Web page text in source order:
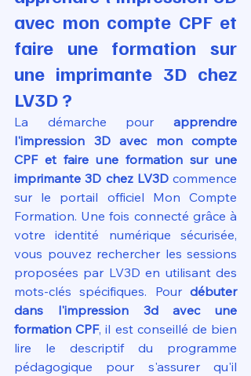
avec mon compte CPF et
faire une formation sur
une imprimante 3D chez
LV3D ?
La démarche pour apprendre
l'impression 3D avec mon compte
CPF et faire une formation sur une
imprimante 3D chez LV3D commence
sur le portail officiel Mon Compte
Formation. Une fois connecté grâce à
votre identité numérique sécurisée,
vous pouvez rechercher les sessions
proposées par LV3D en utilisant des
mots-clés spécifiques. Pour débuter
dans l'impression 3d avec une
formation CPF, il est conseillé de bien
lire le descriptif du programme
pédagogique pour s'assurer qu'il